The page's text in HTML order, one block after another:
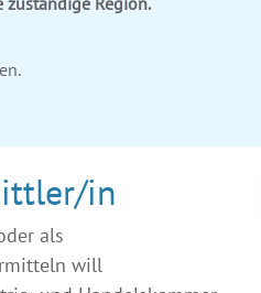
in
als
will